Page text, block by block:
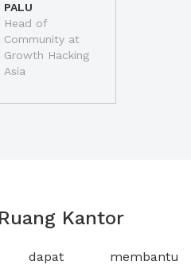
PALU
Head of
Community at
Growth Hacking
Asia
Kantor